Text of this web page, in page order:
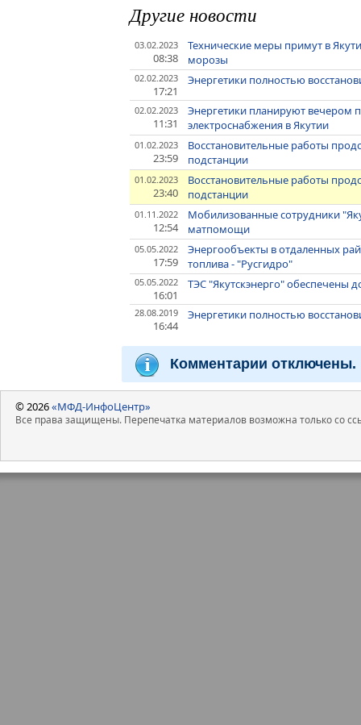
Другие новости
03.02.2023
08:38
Технические меры примут в
морозы
02.02.2023
17:21
Энергетики полностью
02.02.2023
11:31
Энергетики планируют вечером
электроснабжения в Якутии
01.02.2023
23:59
Восстановительные работы
подстанции
01.02.2023
23:40
Восстановительные работы
подстанции
01.11.2022
12:54
Мобилизованные сотрудники
матпомощи
05.05.2022
17:59
Энергообъекты в отдаленных
топлива - "Русгидро"
05.05.2022
16:01
ТЭС "Якутскэнерго" обеспечены
28.08.2019
16:44
Энергетики полностью
Комментарии отключены.
© 2026«МФД-ИнфоЦентр»
Все права защищены. Перепечатка материалов возможна только со